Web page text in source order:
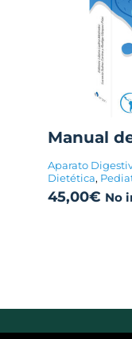
Manual
Aparato
Dietética,
45,00€ No